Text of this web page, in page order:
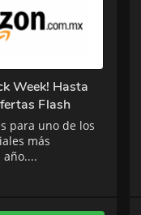
Week! Hasta
Flash
para uno de los
más